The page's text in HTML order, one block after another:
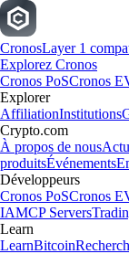
CronosLayer 1
Explorez Cronos
Cronos PoSCronos
Explorer
AffiliationInstitutions
Crypto.com
À propos de nous
produitsÉvénements
Développeurs
Cronos PoSCronos
IAMCP Servers
Learn
LearnBitcoin